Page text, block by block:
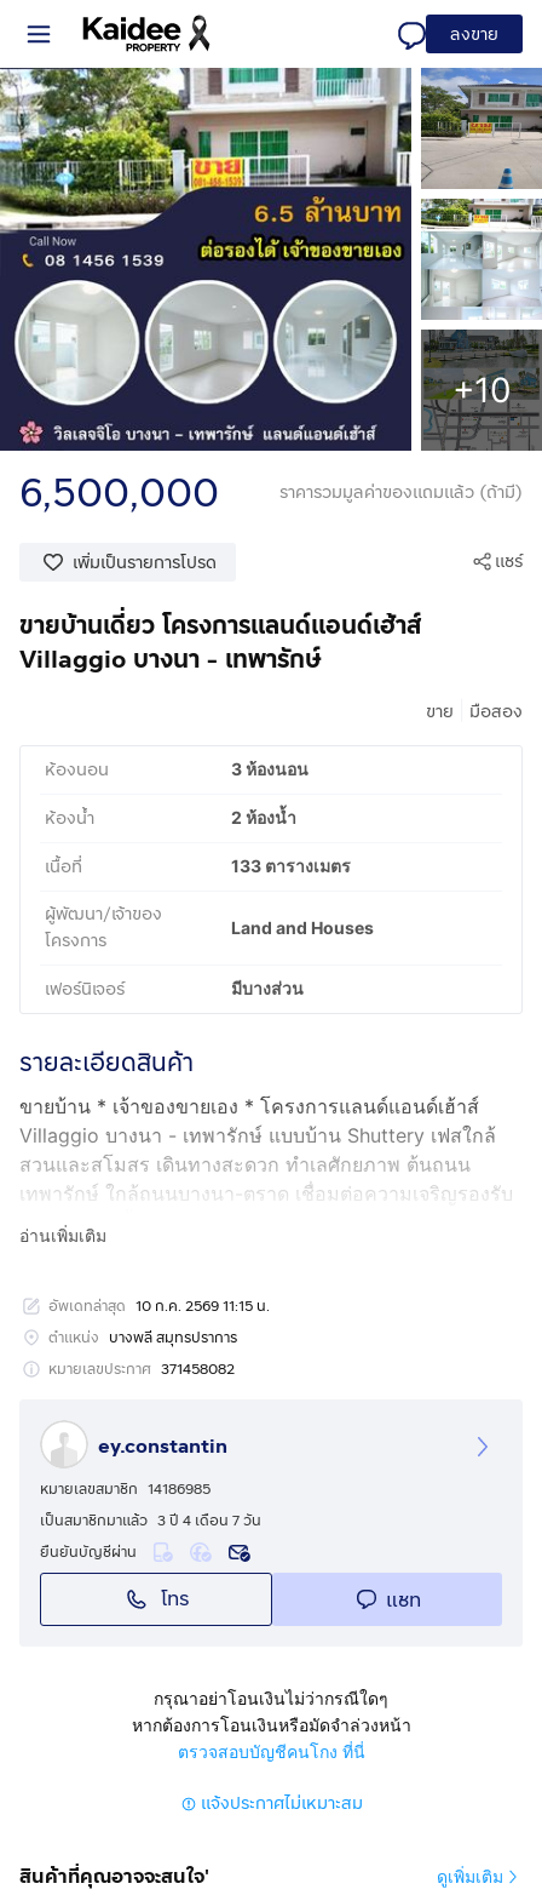
ลงขาย
+10
6,500,000 ราคารวมมูลค่าของแถมแล้ว (ถ้ามี)
เพิ่มเป็นรายการโปรด แชร์
ขายบ้านเดี่ยว โครงการแลนด์แอนด์เฮ้าส์
Villaggio บางนา - เทพารักษ์
ขาย มือสอง
ห้องนอน 3 ห้องนอน
ห้องน้ำ 2 ห้องน้ำ
เนื้อที่ 133 ตารางเมตร
ผู้พัฒนา/เจ้าของ
โครงการ
Land and Houses
เฟอร์นิเจอร์ มีบางส่วน
รายละเอียดสินค้า
ขายบ้าน * เจ้าของขายเอง * โครงการแลนด์แอนด์เฮ้าส์
Villaggio บางนา - เทพารักษ์ แบบบ้าน Shuttery เฟสใกล้
สวนและสโมสร เดินทางสะดวก ทำเลศักยภาพ ต้นถนน
เทพารักษ์ ใกล้ถนนบางนา-ตราด เชื่อมต่อความเจริญรองรับ
การใช้ชีวิต ทั้งศูนย์การค้าขนาดกลาง-ใหญ่ และสนามบิน
- พื้นที่ใช้สอย 133 ตร.ม ขนาดที่ดิน 69.30 ตร.วา
- 3 ห้องนอน 2 ห้องน้ำ
- ระบบสัญญาณกันขโมย
- ใกล้ตลาด จงศิริพลาซ่า (ปากซอยหมู่บ้าน)
- Big C บางพลี 3.5 กม. (ระยะทางโดยประมาณ)
- Market village สุวรรณภูมิ 7 กม. (ระยะทางโดยประมาณ)
- เมกา-อีเกีย บางนา 9.5 กม. (ระยะทางโดยประมาณ)
- รร.ปทุมคงคา สมุทรปราการ 2.1 กม. (ระยะทางโดย
ประมาณ)
- รพ.จุฬารัตน์ 3 : 5.2 กม.
- รพ.เปาโล สมุทรปราการ : 5.2 กม.
สนใจ โทร.นัดหมายเข้าชมบ้านพร้อมขายได้ทุกวัน คุณเล็ก
โทร. 08-1456-1539
อ่านเพิ่มเติม
อัพเดทล่าสุด 10 ก.ค. 2569 11:15 น.
ตำแหน่ง บางพลี สมุทรปราการ
หมายเลขประกาศ 371458082
ey.constantin
หมายเลขสมาชิก 14186985
เป็นสมาชิกมาแล้ว 3 ปี 4 เดือน 7 วัน
ยืนยันบัญชีผ่าน
โทร แชท
กรุณาอย่าโอนเงินไม่ว่ากรณีใดๆ
หากต้องการโอนเงินหรือมัดจำล่วงหน้า
ตรวจสอบบัญชีคนโกง ที่นี่
แจ้งประกาศไม่เหมาะสม
สินค้าที่คุณอาจจะสนใจ' ดูเพิ่มเติม